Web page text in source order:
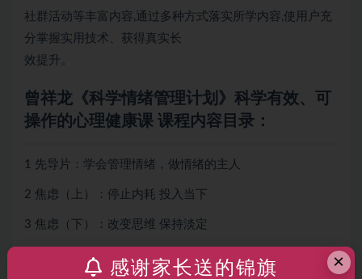
社群活动等丰富内容,通过多种方式落实所学内容,使用户充
分掌握实用技术、获得真实长
效提升。
曾祥龙《科学情绪管理计划》科学有效、可
操作的心理健康课 课程内容目录：
1 先导片：学会管理情绪，做情绪的主人
2 焦虑（上）：停止内耗 投入当下
3 焦虑（下）：改变思维 保持淡定
4 抑郁（上）：拓展视角 重燃希望 ×
感谢家长送的锦旗